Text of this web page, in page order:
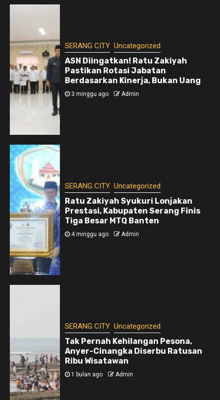
SERANG CITY Uncategorized
ASN Diingatkan! Ratu Zakiyah
Pastikan Rotasi Jabatan
Berdasarkan Kinerja, Bukan Uang
3 minggu ago Admin
SERANG CITY Uncategorized
Ratu Zakiyah Syukuri Lonjakan
Prestasi, Kabupaten Serang Finis
Tiga Besar MTQ Banten
4 minggu ago Admin
SERANG CITY Uncategorized
Tak Pernah Kehilangan Pesona,
Anyer-Cinangka Diserbu Ratusan
Ribu Wisatawan
1 bulan ago Admin